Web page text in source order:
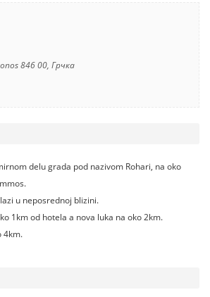
846 00, Грчка
delu grada pod nazivom Rohari, na oko
u neposrednoj blizini.
1km od hotela a nova luka na oko 2km.
4km.